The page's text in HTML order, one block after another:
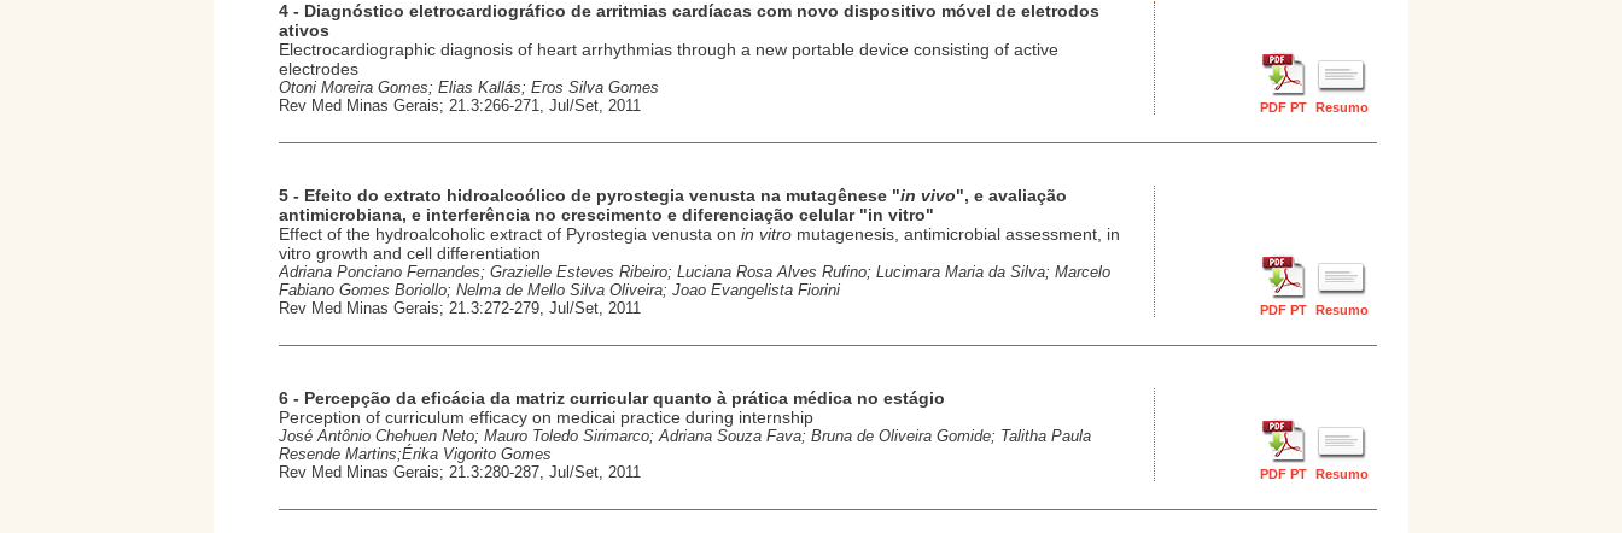
4 - Diagnóstico eletrocardiográfico de arritmias cardíacas com novo dispositivo móvel de eletrodos
ativos
Electrocardiographic diagnosis of heart arrhythmias through a new portable device consisting of active
electrodes
Otoni Moreira Gomes; Elias Kallás; Eros Silva Gomes
Rev Med Minas Gerais; 21.3:266-271, Jul/Set, 2011
PDF PT Resumo
5 - Efeito do extrato hidroalcoólico de pyrostegia venusta na mutagênese "in vivo", e avaliação
antimicrobiana, e interferência no crescimento e diferenciação celular "in vitro"
Effect of the hydroalcoholic extract of Pyrostegia venusta on in vitro mutagenesis, antimicrobial assessment, in
vitro growth and cell differentiation
Adriana Ponciano Fernandes; Grazielle Esteves Ribeiro; Luciana Rosa Alves Rufino; Lucimara Maria da Silva; Marcelo
Fabiano Gomes Boriollo; Nelma de Mello Silva Oliveira; Joao Evangelista Fiorini
Rev Med Minas Gerais; 21.3:272-279, Jul/Set, 2011
PDF PT Resumo
6 - Percepção da eficácia da matriz curricular quanto à prática médica no estágio
Perception of curriculum efficacy on medicai practice during internship
José Antônio Chehuen Neto; Mauro Toledo Sirimarco; Adriana Souza Fava; Bruna de Oliveira Gomide; Talitha Paula
Resende Martins;Érika Vigorito Gomes
Rev Med Minas Gerais; 21.3:280-287, Jul/Set, 2011
PDF PT Resumo